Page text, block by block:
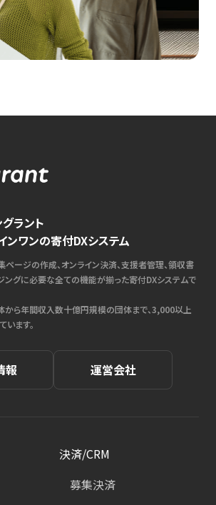
ラント
ンワンの寄付DXシステム
ページの作成、オンライン決済、支援者管理、領収書
ングに必要な全ての機能が揃った寄付DXシステムで
から年間収入数十億円規模の団体まで、3,000以上
ます。
報 運営会社
決済/CRM
募集決済